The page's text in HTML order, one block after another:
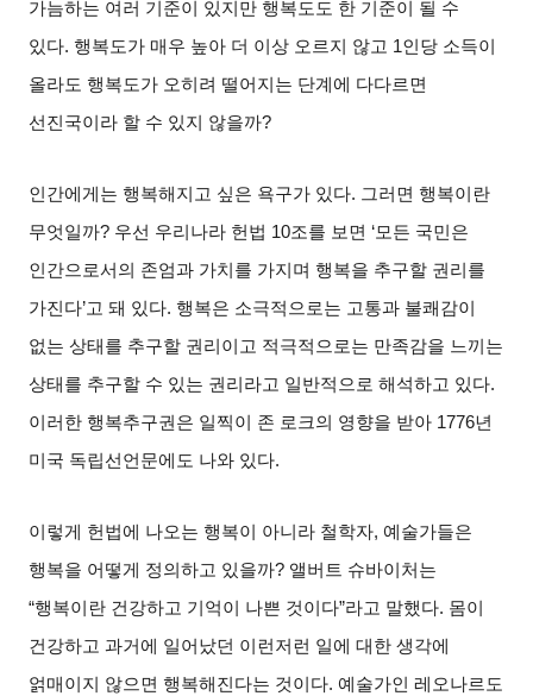
가늠하는 여러 기준이 있지만 행복도도 한 기준이 될 수
있다. 행복도가 매우 높아 더 이상 오르지 않고 1인당 소득이
올라도 행복도가 오히려 떨어지는 단계에 다다르면
선진국이라 할 수 있지 않을까?
인간에게는 행복해지고 싶은 욕구가 있다. 그러면 행복이란
무엇일까? 우선 우리나라 헌법 10조를 보면 ‘모든 국민은
인간으로서의 존엄과 가치를 가지며 행복을 추구할 권리를
가진다’고 돼 있다. 행복은 소극적으로는 고통과 불쾌감이
없는 상태를 추구할 권리이고 적극적으로는 만족감을 느끼는
상태를 추구할 수 있는 권리라고 일반적으로 해석하고 있다.
이러한 행복추구권은 일찍이 존 로크의 영향을 받아 1776년
미국 독립선언문에도 나와 있다.
이렇게 헌법에 나오는 행복이 아니라 철학자,예술가들은
행복을 어떻게 정의하고 있을까? 앨버트 슈바이처는
“행복이란 건강하고 기억이 나쁜 것이다”라고 말했다. 몸이
건강하고 과거에 일어났던 이런저런 일에 대한 생각에
얽매이지 않으면 행복해진다는 것이다.예술가인 레오나르도